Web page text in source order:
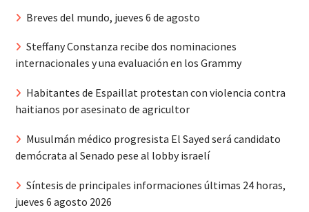
Breves del mundo, jueves 6 de agosto
Steffany Constanza recibe dos nominaciones
internacionales y una evaluación en los Grammy
Habitantes de Espaillat protestan con violencia contra
haitianos por asesinato de agricultor
Musulmán médico progresista El Sayed será candidato
demócrata al Senado pese al lobby israelí
Síntesis de principales informaciones últimas 24 horas,
jueves 6 agosto 2026